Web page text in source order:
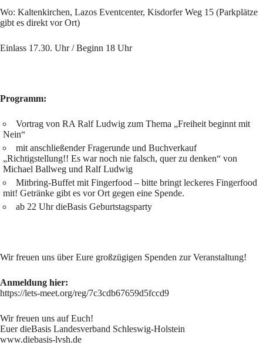
Wo: Kaltenkirchen, Lazos Eventcenter, Kisdorfer Weg 15 (Parkplätze
gibt es direkt vor Ort)
Einlass 17.30. Uhr / Beginn 18 Uhr
Programm:
Vortrag von RA Ralf Ludwig zum Thema „Freiheit beginnt mit
Nein“
mit anschließender Fragerunde und Buchverkauf
„Richtigstellung!! Es war noch nie falsch, quer zu denken“ von
Michael Ballweg und Ralf Ludwig
Mitbring-Buffet mit Fingerfood – bitte bringt leckeres Fingerfood
mit! Getränke gibt es vor Ort gegen eine Spende.
ab 22 Uhr dieBasis Geburtstagsparty
Wir freuen uns über Eure großzügigen Spenden zur Veranstaltung!
Anmeldung hier:
https://lets-meet.org/reg/7c3cdb67659d5fccd9
Wir freuen uns auf Euch!
Euer dieBasis Landesverband Schleswig-Holstein
www.diebasis-lvsh.de